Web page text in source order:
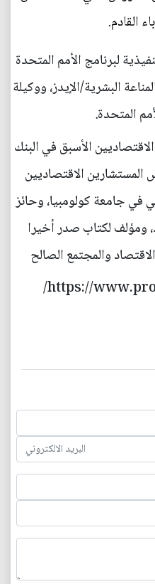
القادم.
لبرنامج الأمم المتحدة
البشرية/الإيدز، ووكيلة
المتحدة.
الأسبق في البنك
المستشارين الاقتصاديين
في جامعة كولومبيا، وحائز
ومؤلف لكتاب صدر أخيرا
والمجتمع الصالح
https://